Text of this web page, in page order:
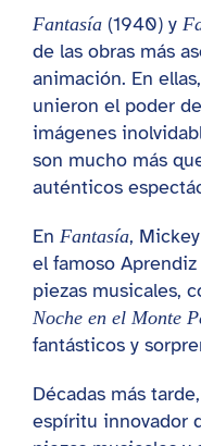
Fantasía(1940) y
de las obras más
animación. En
unieron el poder
imágenes
son mucho más
auténticos
En Fantasía,
el famoso
piezas musicales,
Noche en el Monte
fantásticos y
Décadas más tarde,
espíritu innovador